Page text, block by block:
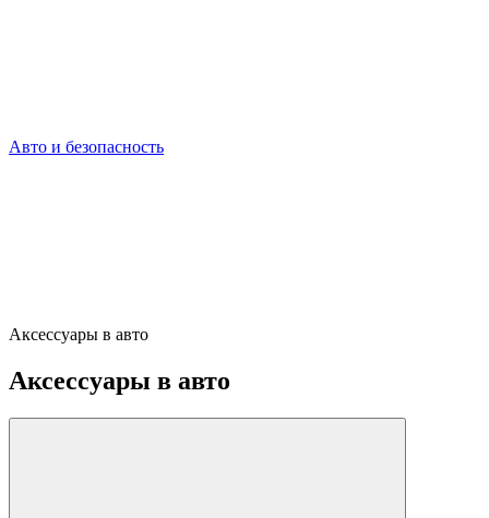
Авто и безопасность
Аксессуары в авто
Аксессуары в авто